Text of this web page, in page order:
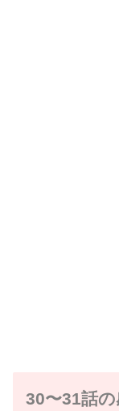
30〜31話